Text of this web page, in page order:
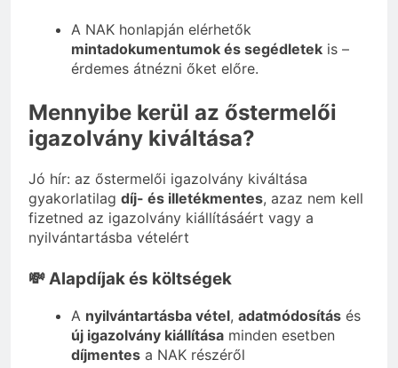
A NAK honlapján elérhetők
mintadokumentumok és segédletek is –
érdemes átnézni őket előre.
Mennyibe kerül az őstermelői
igazolvány kiváltása?
Jó hír: az őstermelői igazolvány kiváltása
gyakorlatilag díj- és illetékmentes, azaz nem kell
fizetned az igazolvány kiállításáért vagy a
nyilvántartásba vételért
💸 Alapdíjak és költségek
A nyilvántartásba vétel, adatmódosítás és
új igazolvány kiállítása minden esetben
díjmentes a NAK részéről